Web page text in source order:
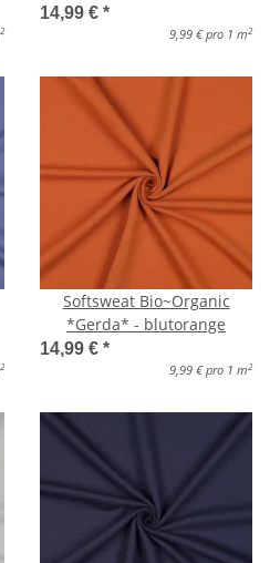
2
14,99 € *
9,99 € pro 1 m 2
2
Softsweat Bio~Organic
*Gerda* - blutorange
14,99 € *
9,99 € pro 1 m 2